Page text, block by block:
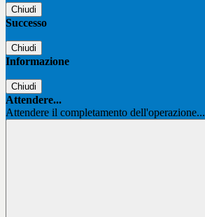
Chiudi
Successo
Chiudi
Informazione
Chiudi
Attendere...
Attendere il completamento dell'operazione...